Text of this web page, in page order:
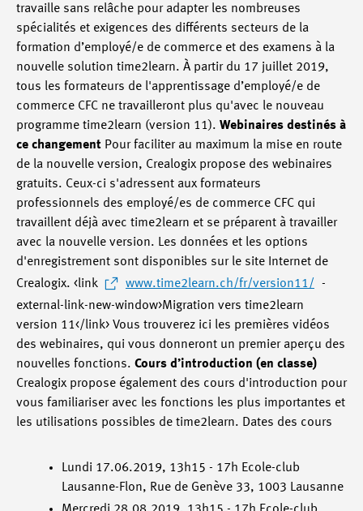
travaille sans relâche pour adapter les nombreuses
spécialités et exigences des différents secteurs de la
formation d’employé/e de commerce et des examens à la
nouvelle solution time2learn. À partir du 17 juillet 2019,
tous les formateurs de l'apprentissage d’employé/e de
commerce CFC ne travailleront plus qu'avec le nouveau
programme time2learn (version 11). Webinaires destinés à
ce changement Pour faciliter au maximum la mise en route
de la nouvelle version, Crealogix propose des webinaires
gratuits. Ceux-ci s'adressent aux formateurs
professionnels des employé/es de commerce CFC qui
travaillent déjà avec time2learn et se préparent à travailler
avec la nouvelle version. Les données et les options
d'enregistrement sont disponibles sur le site Internet de
Crealogix. <link
www.time2learn.ch/fr/version11/
-
external-link-new-window>Migration vers time2learn
version 11</link> Vous trouverez ici les premières vidéos
des webinaires, qui vous donneront un premier aperçu des
nouvelles fonctions. Cours d’introduction (en classe)
Crealogix propose également des cours d'introduction pour
vous familiariser avec les fonctions les plus importantes et
les utilisations possibles de time2learn. Dates des cours
Lundi 17.06.2019, 13h15 - 17h Ecole-club
Lausanne-Flon, Rue de Genève 33, 1003 Lausanne